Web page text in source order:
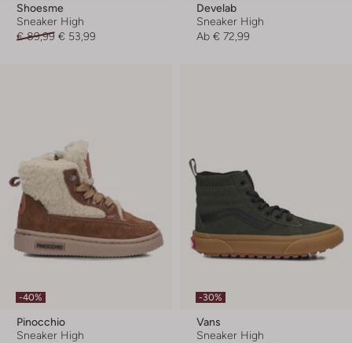
Shoesme
Sneaker High
€ 89,99 € 53,99
Develab
Sneaker High
Ab € 72,99
-40%
Pinocchio
Sneaker High
-30%
Vans
Sneaker High